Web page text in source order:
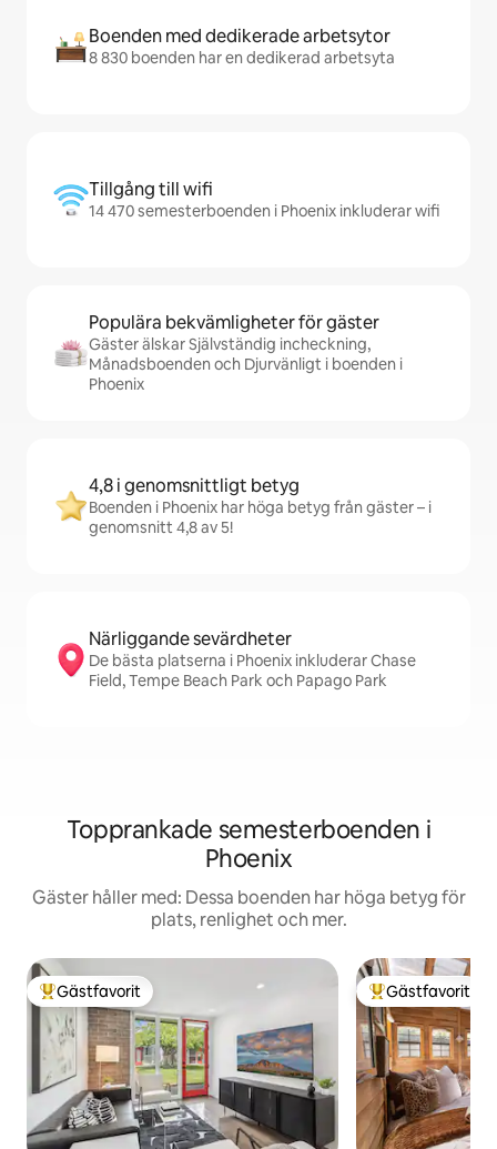
Boenden med dedikerade arbetsytor
8 830 boenden har en dedikerad arbetsyta
Tillgång till wifi
14 470 semesterboenden i Phoenix inkluderar wifi
Populära bekvämligheter för gäster
Gäster älskar Självständig incheckning,
Månadsboenden och Djurvänligt i boenden i
Phoenix
4,8 i genomsnittligt betyg
Boenden i Phoenix har höga betyg från gäster – i
genomsnitt 4,8 av 5!
Närliggande sevärdheter
De bästa platserna i Phoenix inkluderar Chase
Field, Tempe Beach Park och Papago Park
Topprankade semesterboenden i
Phoenix
Gäster håller med: Dessa boenden har höga betyg för
plats, renlighet och mer.
Populär gästfavorit
Gästfavorit Populär
Gästfavorit